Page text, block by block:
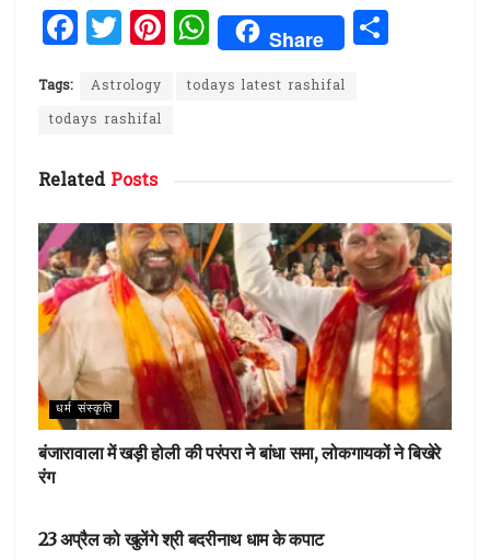
F
a
ce
b
o
o
k
T
w
it
te
r
Pi
n
te
W
h
at
p
Share
Tags: Astrology
todays latest rashifal
todays rashifal
RelatedPosts
धर्म संस्कृति
बंजारावाला में खड़ी होली की परंपरा ने बांधा समा, लोकगायकों ने बिखेरे
रंग
23 अप्रैल को खुलेंगे श्री बदरीनाथ धाम के कपाट